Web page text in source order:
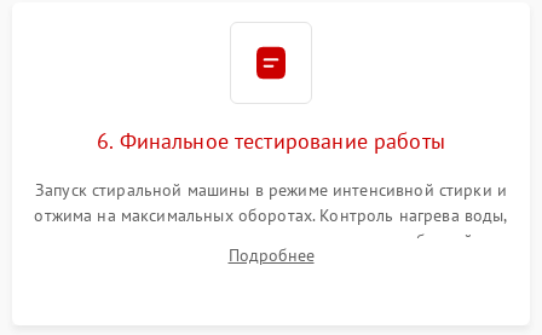
6. Финальное тестирование работы
Запуск стиральной машины в режиме интенсивной стирки и
отжима на максимальных оборотах. Контроль нагрева воды,
корректности слива, отсутствия излишних вибраций,
посторонних стуков и протечек под корпусом.
Подробнее